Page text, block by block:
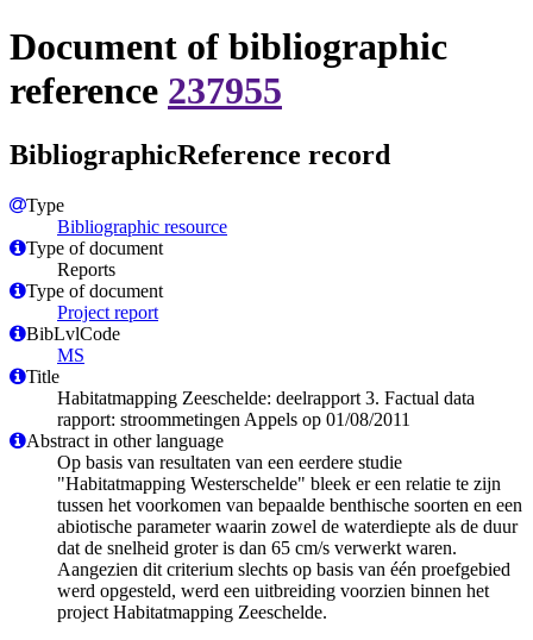
Document of bibliographic
reference 237955
BibliographicReference record
Type
Bibliographic resource
Type of document
Reports
Type of document
Project report
BibLvlCode
MS
Title
Habitatmapping Zeeschelde: deelrapport 3. Factual data
rapport: stroommetingen Appels op 01/08/2011
Abstract in other language
Op basis van resultaten van een eerdere studie
"Habitatmapping Westerschelde" bleek er een relatie te zijn
tussen het voorkomen van bepaalde benthische soorten en een
abiotische parameter waarin zowel de waterdiepte als de duur
dat de snelheid groter is dan 65 cm/s verwerkt waren.
Aangezien dit criterium slechts op basis van één proefgebied
werd opgesteld, werd een uitbreiding voorzien binnen het
project Habitatmapping Zeeschelde.